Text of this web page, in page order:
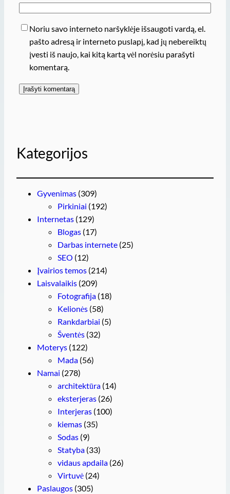
Noriu savo interneto naršyklėje išsaugoti vardą, el.
pašto adresą ir interneto puslapį, kad jų nebereiktų
įvesti iš naujo, kai kitą kartą vėl norėsiu parašyti
komentarą.
Kategorijos
Gyvenimas (309)
Pirkiniai (192)
Internetas (129)
Blogas (17)
Darbas internete (25)
SEO (12)
Įvairios temos (214)
Laisvalaikis (209)
Fotografija (18)
Kelionės (58)
Rankdarbiai (5)
Šventės (32)
Moterys (122)
Mada (56)
Namai (278)
architektūra (14)
eksterjeras (26)
Interjeras (100)
kiemas (35)
Sodas (9)
Statyba (33)
vidaus apdaila (26)
Virtuvė (24)
Paslaugos (305)